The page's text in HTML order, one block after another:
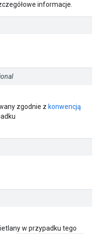
informacje.
zgodnie z konwencją
w przypadku tego